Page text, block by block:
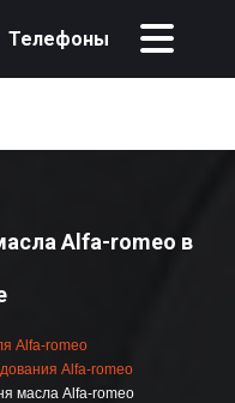
Телефоны
Alfa-romeo в
Alfa-romeo
Alfa-romeo
масла Alfa-romeo